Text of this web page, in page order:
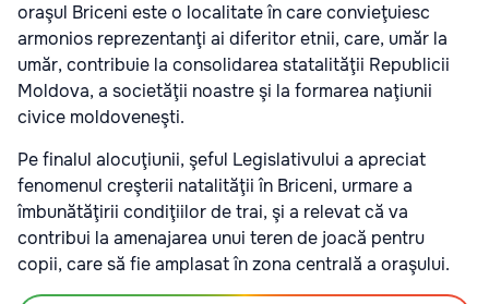
oraşul Briceni este o localitate în care convieţuiesc
armonios reprezentanţi ai diferitor etnii, care, umăr la
umăr, contribuie la consolidarea statalităţii Republicii
Moldova, a societăţii noastre şi la formarea naţiunii
civice moldoveneşti.
Pe finalul alocuţiunii, şeful Legislativului a apreciat
fenomenul creşterii natalităţii în Briceni, urmare a
îmbunătăţirii condiţiilor de trai, şi a relevat că va
contribui la amenajarea unui teren de joacă pentru
copii, care să fie amplasat în zona centrală a oraşului.